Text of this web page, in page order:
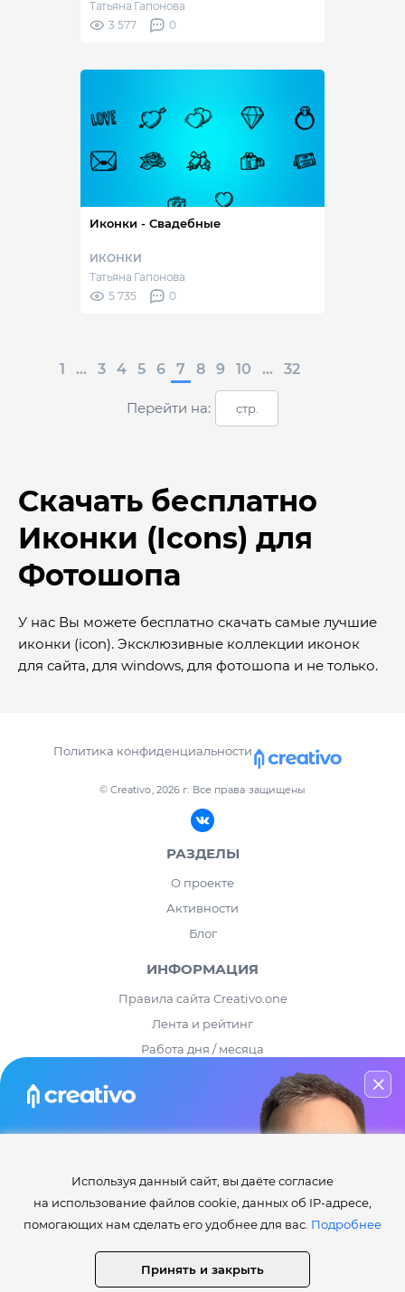
Татьяна Гапонова
3 577
0
Иконки - Свадебные
ИКОНКИ
Татьяна Гапонова
5 735
0
1 ... 3 4 5 6 7 8 9 10 ... 32
Перейти на:
Скачать бесплатно
Иконки (Icons) для
Фотошопа
У нас Вы можете бесплатно скачать самые лучшие
иконки (icon). Эксклюзивные коллекции иконок
для сайта, для windows, для фотошопа и не только.
Мастер-класс
все секреты
и приёмы дизайнеров в Photoshop
© Creativo, 2026 г. Все права защищены
Политика конфиденциальности
РАЗДЕЛЫ
О проекте
Активности
Блог
ИНФОРМАЦИЯ
Правила сайта Creativo.one
Лента и рейтинг
Работа дня / месяца
⚡️Как получить статусы Creator, Master, Expert, Pro, ProExpert,
CreativoPro Creativo, Co.
СТАТИСТИКА
Уроков: 4 417
Работ пользователей: 441 076
Используя данный сайт, вы даёте согласие
на использование файлов cookie, данных об IP-адресе,
помогающих нам сделать его удобнее для вас. Подробнее
Принять и закрыть